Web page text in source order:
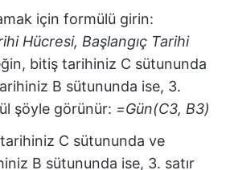
için formülü girin:
Hücresi, Başlangıç Tarihi
bitiş tarihiniz C sütununda
B sütununda ise, 3.
şöyle görünür: =Gün(C3, B3)
C sütununda ve
B sütununda ise, 3. satır